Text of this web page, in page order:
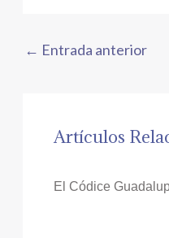
← Entrada anterior
Artículos
El Códice